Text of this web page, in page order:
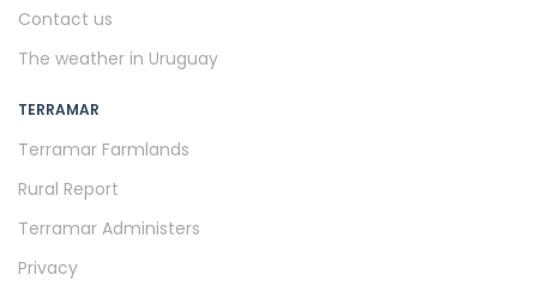
Contact us
The weather in Uruguay
TERRAMAR
Terramar Farmlands
Rural Report
Terramar Administers
Privacy